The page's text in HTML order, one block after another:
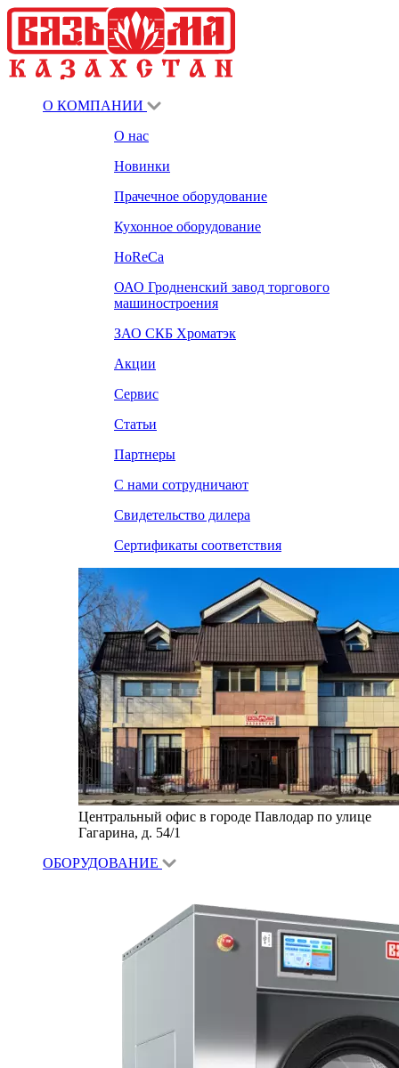
О КОМПАНИИ
О нас
Новинки
Прачечное оборудование
Кухонное оборудование
HoReCa
ОАО Гродненский завод торгового
машиностроения
ЗАО СКБ Хроматэк
Акции
Сервис
Статьи
Партнеры
С нами сотрудничают
Свидетельство дилера
Сертификаты соответствия
Центральный офис в городе Павлодар по улице
Гагарина, д. 54/1
ОБОРУДОВАНИЕ